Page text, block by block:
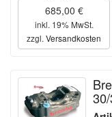
685,00 €
inkl. 19% MwSt.
zzgl. Versandkosten